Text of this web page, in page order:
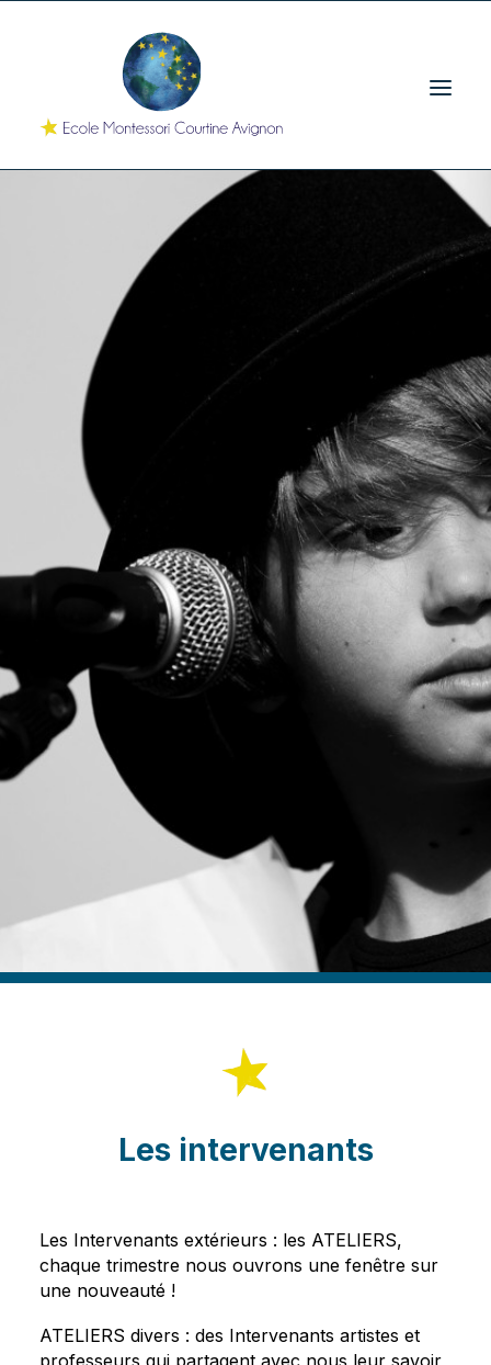
MATERNELLE
PRIMAIRE
ÉQUIPE PÉDAGOGIQUE
MARIA MONTESSORI
04 90 85 21 56
Les intervenants
Les Intervenants extérieurs : les ATELIERS,
chaque trimestre nous ouvrons une fenêtre sur
une nouveauté !
ATELIERS divers : des Intervenants artistes et
professeurs qui partagent avec nous leur savoir